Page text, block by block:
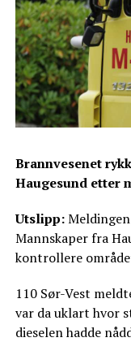
Brannvesenet
Haugesund etter
Utslipp:Meldingen
Mannskaper fra
kontrollere
110 Sør-Vest
var da uklart hvor
dieselen hadde